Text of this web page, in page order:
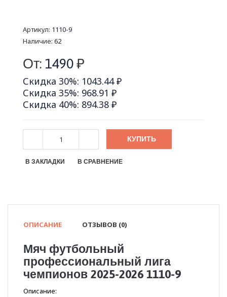
Артикул: 1110-9
Наличие: 62
От: 1490₽
Скидка 30%: 1043.44 ₽
Скидка 35%: 968.91 ₽
Скидка 40%: 894.38 ₽
КУПИТЬ
В ЗАКЛАДКИ В СРАВНЕНИЕ
ОПИСАНИЕ ОТЗЫВОВ (0)
Мяч футбольный
профессиональный лига
чемпионов 2025-2026 1110-9
Описание: